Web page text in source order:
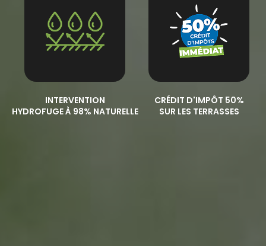
INTERVENTION
HYDROFUGE À 98% NATURELLE
CRÉDIT D'IMPÔT 50%
SUR LES TERRASSES